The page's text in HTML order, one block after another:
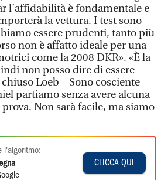
l’affidabilità è fondamentale e
la vettura. I test sono
essere prudenti, tanto più
non è affatto ideale per una
come la 2008 DKR». «È la
non posso dire di essere
Loeb – Sono cosciente
partiamo senza avere alcuna
Non sarà facile, ma siamo
l'algoritmo:
CLICCA QUI